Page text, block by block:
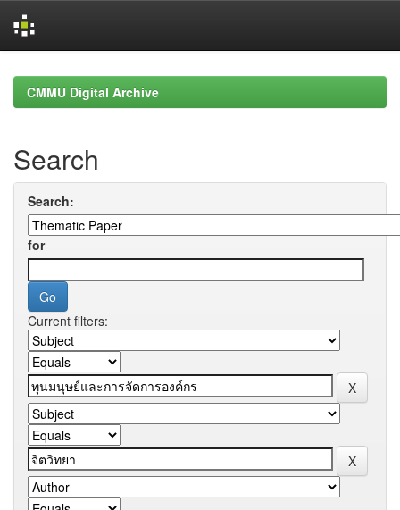
navigationCMMU Digital Archive
Search
Search:
for
Current filters: